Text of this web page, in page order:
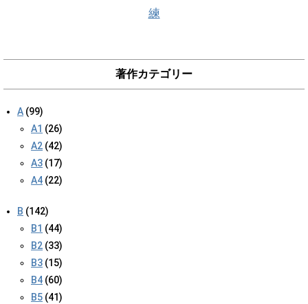
練
著作カテゴリー
A (99)
A1 (26)
A2 (42)
A3 (17)
A4 (22)
B (142)
B1 (44)
B2 (33)
B3 (15)
B4 (60)
B5 (41)